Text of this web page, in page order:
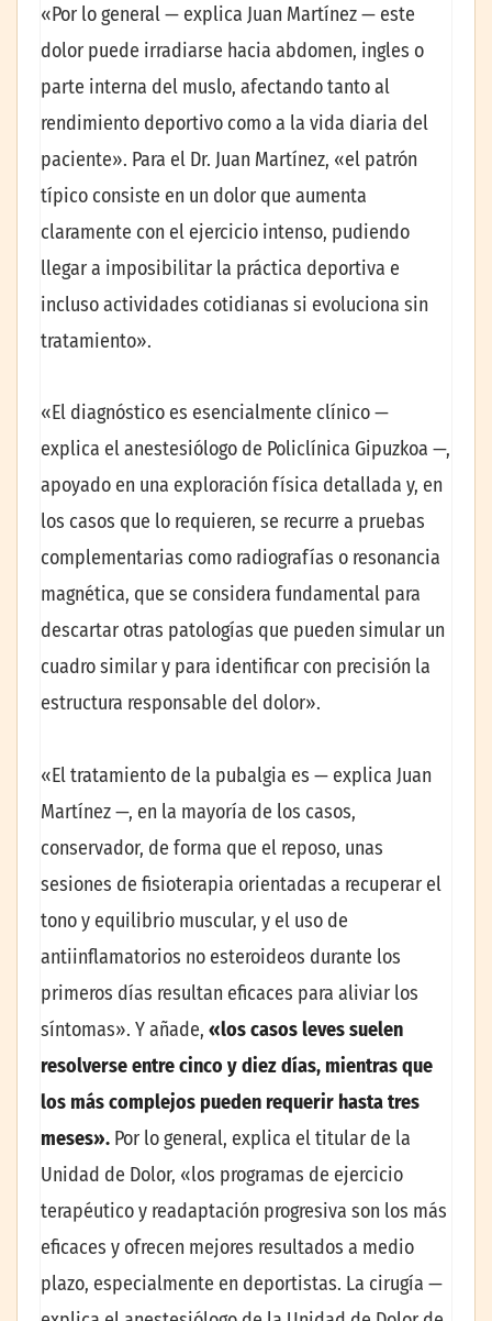
«Por lo general — explica Juan Martínez — este
dolor puede irradiarse hacia abdomen, ingles o
parte interna del muslo, afectando tanto al
rendimiento deportivo como a la vida diaria del
paciente». Para el Dr. Juan Martínez, «el patrón
típico consiste en un dolor que aumenta
claramente con el ejercicio intenso, pudiendo
llegar a imposibilitar la práctica deportiva e
incluso actividades cotidianas si evoluciona sin
tratamiento».
«El diagnóstico es esencialmente clínico —
explica el anestesiólogo de Policlínica Gipuzkoa —,
apoyado en una exploración física detallada y, en
los casos que lo requieren, se recurre a pruebas
complementarias como radiografías o resonancia
magnética, que se considera fundamental para
descartar otras patologías que pueden simular un
cuadro similar y para identificar con precisión la
estructura responsable del dolor».
«El tratamiento de la pubalgia es — explica Juan
Martínez —, en la mayoría de los casos,
conservador, de forma que el reposo, unas
sesiones de fisioterapia orientadas a recuperar el
tono y equilibrio muscular, y el uso de
antiinflamatorios no esteroideos durante los
primeros días resultan eficaces para aliviar los
síntomas». Y añade, «los casos leves suelen
resolverse entre cinco y diez días, mientras que
los más complejos pueden requerir hasta tres
meses». Por lo general, explica el titular de la
Unidad de Dolor, «los programas de ejercicio
terapéutico y readaptación progresiva son los más
eficaces y ofrecen mejores resultados a medio
plazo, especialmente en deportistas. La cirugía —